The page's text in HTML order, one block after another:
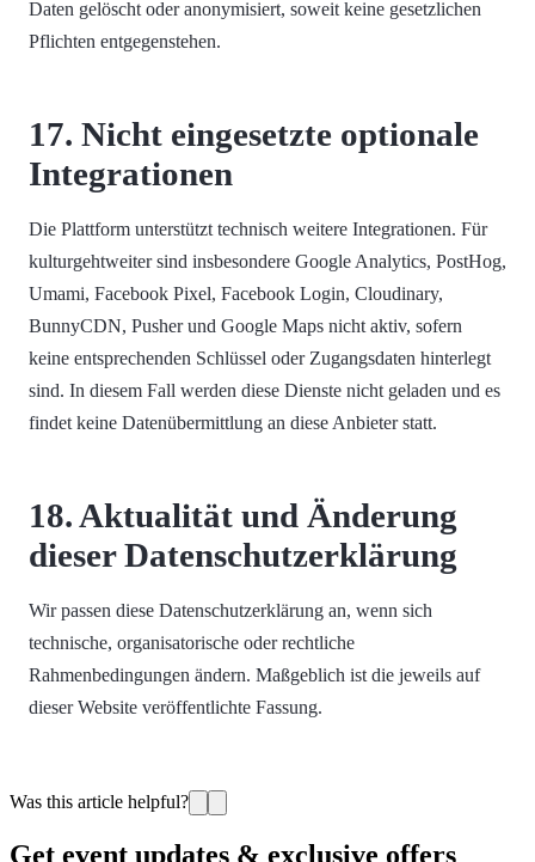
Daten gelöscht oder anonymisiert, soweit keine gesetzlichen
Pflichten entgegenstehen.
17. Nicht eingesetzte optionale
Integrationen
Die Plattform unterstützt technisch weitere Integrationen. Für
kulturgehtweiter sind insbesondere Google Analytics, PostHog,
Umami, Facebook Pixel, Facebook Login, Cloudinary,
BunnyCDN, Pusher und Google Maps nicht aktiv, sofern
keine entsprechenden Schlüssel oder Zugangsdaten hinterlegt
sind. In diesem Fall werden diese Dienste nicht geladen und es
findet keine Datenübermittlung an diese Anbieter statt.
18. Aktualität und Änderung
dieser Datenschutzerklärung
Wir passen diese Datenschutzerklärung an, wenn sich
technische, organisatorische oder rechtliche
Rahmenbedingungen ändern. Maßgeblich ist die jeweils auf
dieser Website veröffentlichte Fassung.
Was this article helpful?
Get event updates & exclusive offers